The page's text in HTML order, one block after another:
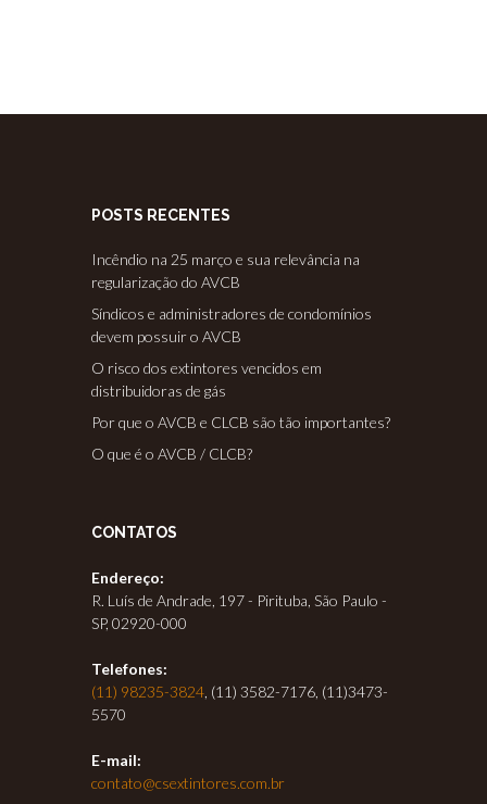
POSTS RECENTES
Incêndio na 25 março e sua relevância na
regularização do AVCB
Síndicos e administradores de condomínios
devem possuir o AVCB
O risco dos extintores vencidos em
distribuidoras de gás
Por que o AVCB e CLCB são tão importantes?
O que é o AVCB / CLCB?
CONTATOS
Endereço:
R. Luís de Andrade, 197 - Pirituba, São Paulo -
SP, 02920-000
Telefones:
(11) 98235-3824 , (11) 3582-7176, (11)3473-
5570
E-mail:
contato@csextintores.com.br